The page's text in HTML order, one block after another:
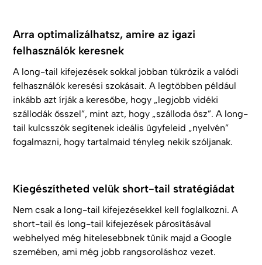
Arra optimalizálhatsz, amire az igazi
felhasználók keresnek
A long-tail kifejezések sokkal jobban tükrözik a valódi
felhasználók keresési szokásait. A legtöbben például
inkább azt írják a keresőbe, hogy „legjobb vidéki
szállodák ősszel”, mint azt, hogy „szálloda ősz”. A long-
tail kulcsszók segítenek ideális ügyfeleid „nyelvén”
fogalmazni, hogy tartalmaid tényleg nekik szóljanak.
Kiegészítheted velük short-tail stratégiádat
Nem csak a long-tail kifejezésekkel kell foglalkozni. A
short-tail és long-tail kifejezések párosításával
webhelyed még hitelesebbnek tűnik majd a Google
szemében, ami még jobb rangsoroláshoz vezet.